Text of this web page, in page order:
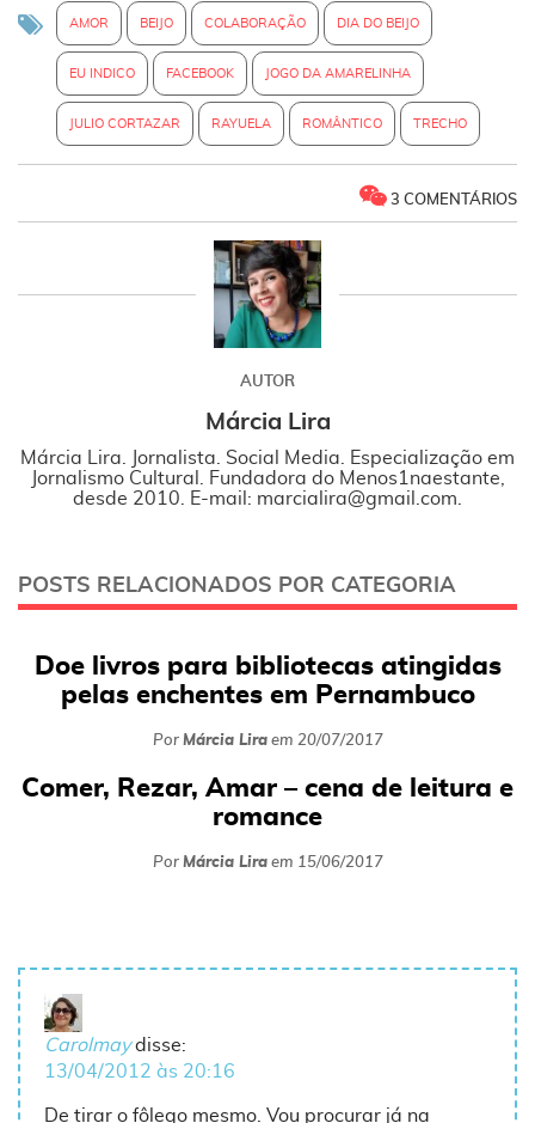
AMOR BEIJO COLABORAÇÃO DIA DO BEIJO
EU INDICO FACEBOOK JOGO DA AMARELINHA
JULIO CORTAZAR RAYUELA ROMÂNTICO TRECHO
3 COMENTÁRIOS
AUTOR
Márcia Lira
Márcia Lira. Jornalista. Social Media. Especialização em
Jornalismo Cultural. Fundadora do Menos1naestante,
desde 2010. E-mail: marcialira@gmail.com.
POSTS RELACIONADOS POR CATEGORIA
Doe livros para bibliotecas atingidas
pelas enchentes em Pernambuco
Por Márcia Liraem 20/07/2017
Comer, Rezar, Amar – cena de leitura e
romance
Por Márcia Liraem 15/06/2017
Carolmay disse:
13/04/2012 às 20:16
De tirar o fôlego mesmo. Vou procurar já na